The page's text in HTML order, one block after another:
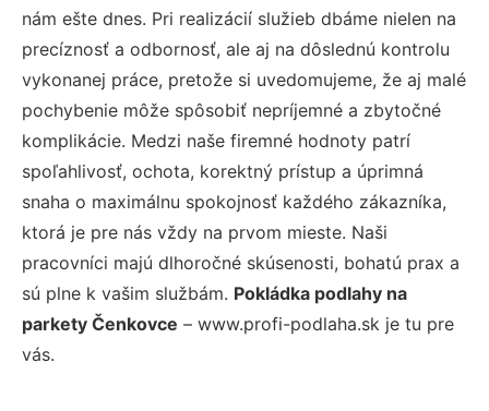
nám ešte dnes. Pri realizácií služieb dbáme nielen na
precíznosť a odbornosť, ale aj na dôslednú kontrolu
vykonanej práce, pretože si uvedomujeme, že aj malé
pochybenie môže spôsobiť nepríjemné a zbytočné
komplikácie. Medzi naše firemné hodnoty patrí
spoľahlivosť, ochota, korektný prístup a úprimná
snaha o maximálnu spokojnosť každého zákazníka,
ktorá je pre nás vždy na prvom mieste. Naši
pracovníci majú dlhoročné skúsenosti, bohatú prax a
sú plne k vašim službám. Pokládka podlahy na
parkety Čenkovce – www.profi-podlaha.sk je tu pre
vás.